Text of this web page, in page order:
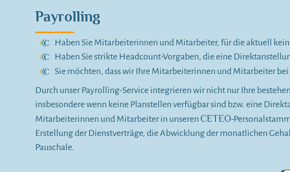
Payrolling
Haben Sie Mitarbeiterinnen und Mitarbeiter, für die aktuell
Haben Sie strikte Headcount-Vorgaben, die eine
Sie möchten, dass wir Ihre Mitarbeiterinnen und Mitarbeiter bei
Durch unser Payrolling-Service integrieren wir nicht nur Ihre
insbesondere wenn keine Planstellen verfügbar sind bzw. eine
Mitarbeiterinnen und Mitarbeiter in unseren CETEO-
Erstellung der Dienstverträge, die Abwicklung der monatlichen
Pauschale.